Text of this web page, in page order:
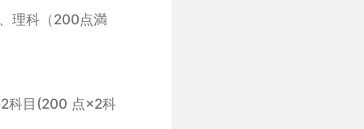
理科（200点満
科目(200 点×2科